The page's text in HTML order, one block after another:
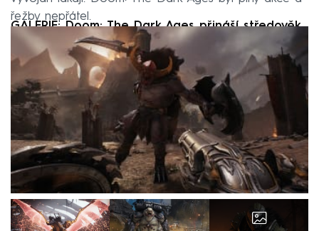
řežby nepřátel.
GALERIE: Doom: The Dark Ages přináší středověk